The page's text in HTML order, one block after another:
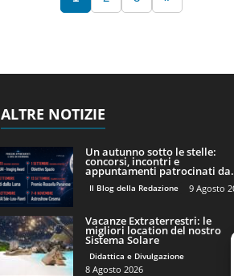
ALTRE NOTIZIE
Un autunno sotto le stelle:
concorsi, incontri e
appuntamenti patrocinati
Il Blog della Redazione 9 Agosto
Vacanze Extraterrestri: le
migliori location del nostro
Sistema Solare
Didattica e Divulgazione
8 Agosto 2026